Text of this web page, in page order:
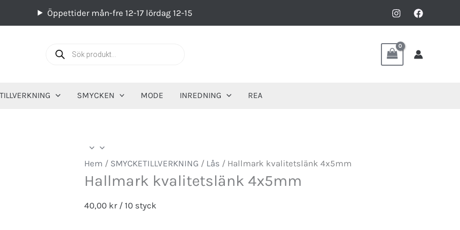
Öppettider mån-fre 12-17 lördag 12-15
Produktsök
SMYCKEN MODE INREDNING REA
Hem / SMYCKETILLVERKNING / Lås / Hallmark kvalitetslänk 4x5mm
Hallmark kvalitetslänk 4x5mm
40,00 kr / 10 styck